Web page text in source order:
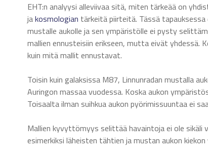
EHT:n analyysi alleviivaa sitä, miten tärkeää on
jakosmologian tärkeitä piirteitä. Tässä
mustalle aukolle ja sen ympäristölle ei pysty
mallien ennusteisiin erikseen, mutta eivät yhdessä.
kuin mitä mallit ennustavat.
Toisin kuin galaksissa M87, Linnunradan mustalla
Auringon massaa vuodessa. Koska aukon
Toisaalta ilman suihkua aukon pyörimissuuntaa ei
Mallien kyvyttömyys selittää havaintoja ei ole sikäli
esimerkiksi läheisten tähtien ja mustan aukon